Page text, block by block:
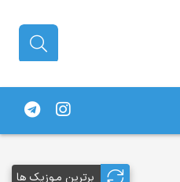
برترین مـوزیک ها